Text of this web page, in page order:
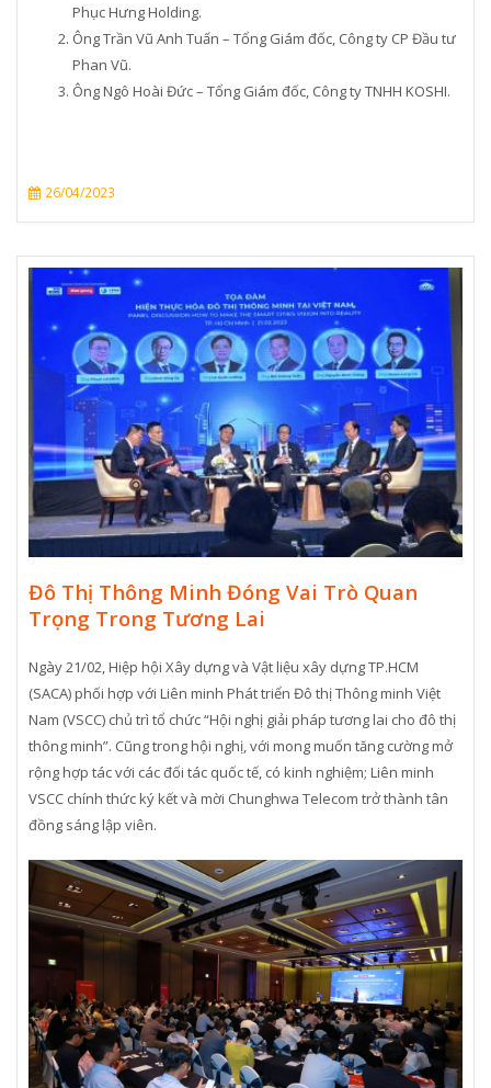
Phục Hưng Holding.
Ông Trần Vũ Anh Tuấn – Tổng Giám đốc, Công ty CP Đầu tư
Phan Vũ.
Ông Ngô Hoài Đức – Tổng Giám đốc, Công ty TNHH KOSHI.
26/04/2023
Đô Thị Thông Minh Đóng Vai Trò Quan
Trọng Trong Tương Lai
Ngày 21/02, Hiệp hội Xây dựng và Vật liệu xây dựng TP.HCM
(SACA) phối hợp với Liên minh Phát triển Đô thị Thông minh Việt
Nam (VSCC) chủ trì tổ chức “Hội nghị giải pháp tương lai cho đô thị
thông minh”. Cũng trong hội nghị, với mong muốn tăng cường mở
rộng hợp tác với các đối tác quốc tế, có kinh nghiệm; Liên minh
VSCC chính thức ký kết và mời Chunghwa Telecom trở thành tân
đồng sáng lập viên.